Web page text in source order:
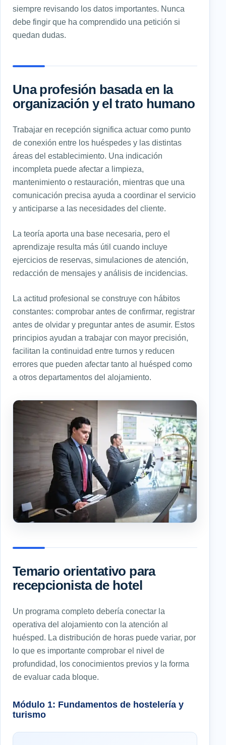
siempre revisando los datos importantes. Nunca
debe fingir que ha comprendido una petición si
quedan dudas.
Una profesión basada en la
organización y el trato humano
Trabajar en recepción significa actuar como punto
de conexión entre los huéspedes y las distintas
áreas del establecimiento. Una indicación
incompleta puede afectar a limpieza,
mantenimiento o restauración, mientras que una
comunicación precisa ayuda a coordinar el servicio
y anticiparse a las necesidades del cliente.
La teoría aporta una base necesaria, pero el
aprendizaje resulta más útil cuando incluye
ejercicios de reservas, simulaciones de atención,
redacción de mensajes y análisis de incidencias.
La actitud profesional se construye con hábitos
constantes: comprobar antes de confirmar, registrar
antes de olvidar y preguntar antes de asumir. Estos
principios ayudan a trabajar con mayor precisión,
facilitan la continuidad entre turnos y reducen
errores que pueden afectar tanto al huésped como
a otros departamentos del alojamiento.
Temario orientativo para
recepcionista de hotel
Un programa completo debería conectar la
operativa del alojamiento con la atención al
huésped. La distribución de horas puede variar, por
lo que es importante comprobar el nivel de
profundidad, los conocimientos previos y la forma
de evaluar cada bloque.
Módulo 1: Fundamentos de hostelería y
turismo